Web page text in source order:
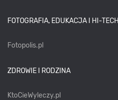
FOTOGRAFIA, EDUKACJA I HI-TECH
Fotopolis.pl
ZDROWIE I RODZINA
KtoCieWyleczy.pl